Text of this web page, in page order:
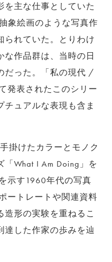
を主な仕事としていた
象絵画のような写真作
られていた。とりわけ
な作品群は、当時の日
だった。「私の現代 /
発表されたこのシリー
チュアルな表現も含ま
掛けたカラーとモノク
What I Am Doing」を
示す1960年代の写真
ートレートや関連資料
造形の実験を重ねるこ
達した作家の歩みを辿